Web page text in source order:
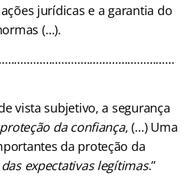
jurídicas e a garantia do
(…).
vista subjetivo, a segurança
proteção da confiança, (…) Uma
da proteção da
expectativas legítimas.”